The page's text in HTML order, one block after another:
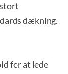
dækning.
for at lede